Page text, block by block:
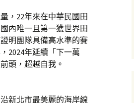
，22年來在中華民國田
內唯一且第一獲世界田
明團隊具備高水準的賽
2024年延續「下一萬
頭，超越自我。
新北市最美麗的海岸線